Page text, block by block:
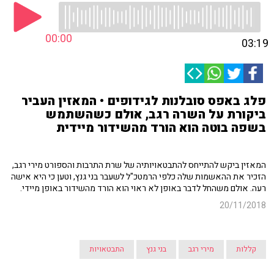
00:00 03:19
פלג באפס סובלנות לגידופים • המאזין העביר
ביקורת על השרה רגב, אולם כשהשתמש
בשפה בוטה הוא הורד מהשידור מיידית
המאזין ביקש להתייחס להתבטאויותיה של שרת התרבות והספורט מירי רגב,
הזכיר את ההאשמות שלה כלפי הרמטכ"ל לשעבר בני גנץ, וטען כי היא אישה
רעה. אולם משהחל לדבר באופן לא ראוי הוא הורד מהשידור באופן מיידי.
20/11/2018
קללות מירי רגב בני גנץ התבטאויות